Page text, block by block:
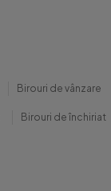
Birouri de vânzare
Birouri de închiriat